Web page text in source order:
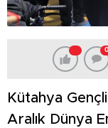
0
Kütahya
Aralık Dünya